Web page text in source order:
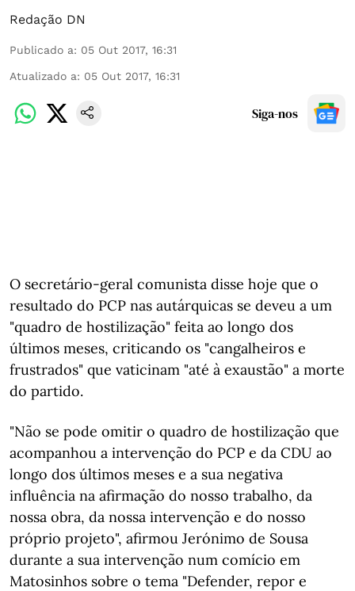
Redação DN
Publicado a: 05 Out 2017, 16:31
Atualizado a: 05 Out 2017, 16:31
Siga-nos
O secretário-geral comunista disse hoje que o
resultado do PCP nas autárquicas se deveu a um
"quadro de hostilização" feita ao longo dos
últimos meses, criticando os "cangalheiros e
frustrados" que vaticinam "até à exaustão" a morte
do partido.
"Não se pode omitir o quadro de hostilização que
acompanhou a intervenção do PCP e da CDU ao
longo dos últimos meses e a sua negativa
influência na afirmação do nosso trabalho, da
nossa obra, da nossa intervenção e do nosso
próprio projeto", afirmou Jerónimo de Sousa
durante a sua intervenção num comício em
Matosinhos sobre o tema "Defender, repor e